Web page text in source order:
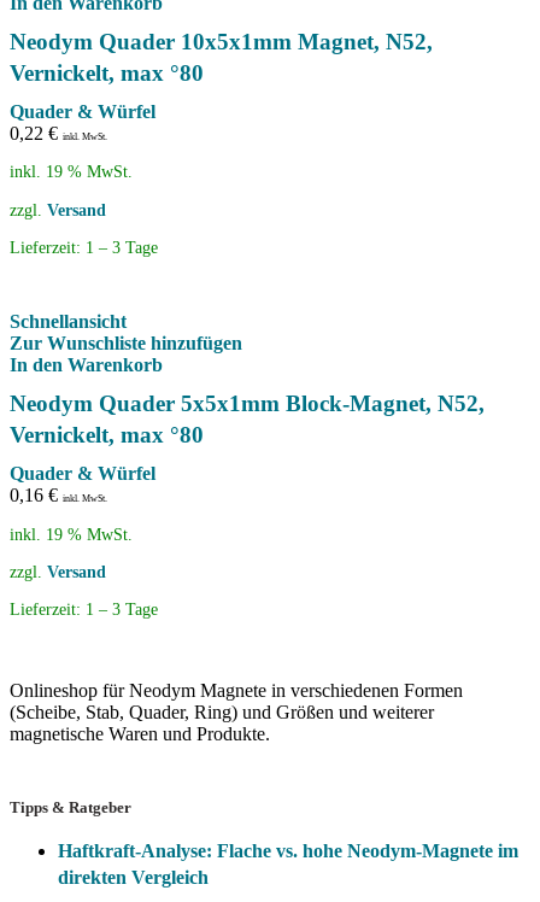
Neodym Quader 10x5x1mm Magnet, N52,
Vernickelt, max °80
Quader & Würfel
0,22 € inkl. MwSt.
inkl. 19 % MwSt.
zzgl. Versand
Lieferzeit: 1 – 3 Tage
Schnellansicht
Zur Wunschliste hinzufügen
In den Warenkorb
Neodym Quader 5x5x1mm Block-Magnet, N52,
Vernickelt, max °80
Quader & Würfel
0,16 € inkl. MwSt.
inkl. 19 % MwSt.
zzgl. Versand
Lieferzeit: 1 – 3 Tage
Onlineshop für Neodym Magnete in verschiedenen Formen
(Scheibe, Stab, Quader, Ring) und Größen und weiterer
magnetische Waren und Produkte.
Tipps & Ratgeber
Haftkraft-Analyse: Flache vs. hohe Neodym-Magnete im
direkten Vergleich